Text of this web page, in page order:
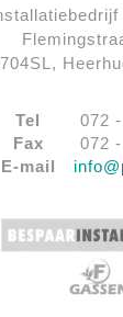
Tel
072
Fax
072
E-mail